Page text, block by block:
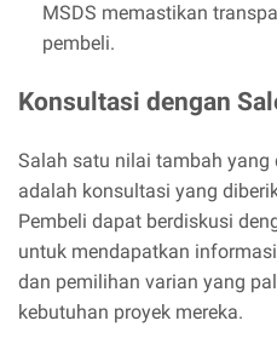
MSDS memastikan
pembeli.
Konsultasi dengan
Salah satu nilai tambah yang
adalah konsultasi yang
Pembeli dapat berdiskusi
untuk mendapatkan
dan pemilihan varian yang
kebutuhan proyek mereka.